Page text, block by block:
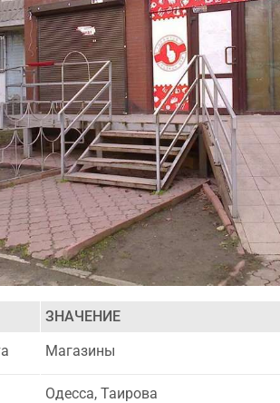
ЗНАЧЕНИЕ
Магазины
Одесса, Таирова